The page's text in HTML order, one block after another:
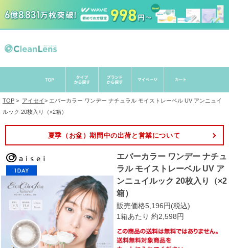
TOP > アイセイ> エバーカラー ワンデー ナチュラル モイストレーベル UV アンニュイ
ルック 20枚入り（×2箱）
夏季（お盆）期間中の出荷と営業について
エバーカラー ワンデー ナチュ
ラル モイストレーベル UV ア
ンニュイルック 20枚入り（×2
箱）
販売価格5,196円(税込)
1箱あたり 約2,598円